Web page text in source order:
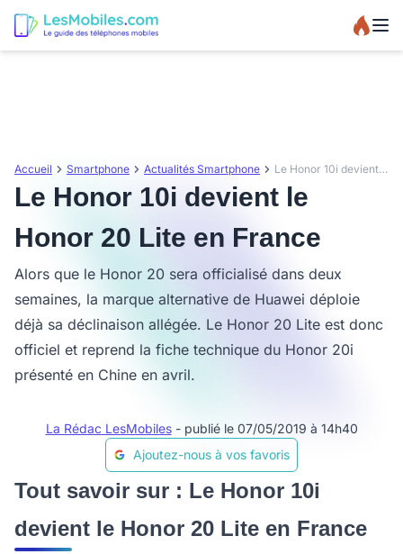
Accueil Smartphone Actualités Smartphone Le Honor 10i devient le Honor 20 Lite en France
Le Honor 10i devient le
Honor 20 Lite en France
Alors que le Honor 20 sera officialisé dans deux
semaines, la marque alternative de Huawei déploie
déjà sa déclinaison allégée. Le Honor 20 Lite est donc
officiel et reprend la fiche technique du Honor 20i
présenté en Chine en avril.
La Rédac LesMobiles - publié le 07/05/2019 à 14h40
Ajoutez-nous à vos favoris
Tout savoir sur : Le Honor 10i
devient le Honor 20 Lite en France